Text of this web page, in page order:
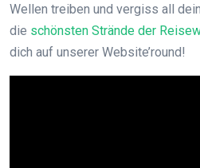
Wellen treiben und vergiss all
die schönsten Strände der
dich auf unserer Website’round!